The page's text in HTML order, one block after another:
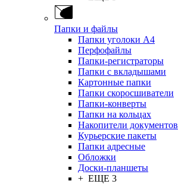
Папки и файлы
Папки уголоки А4
Перфофайлы
Папки-регистраторы
Папки с вкладышами
Картонные папки
Папки скоросшиватели
Папки-конверты
Папки на кольцах
Накопители документов
Курьерские пакеты
Папки адресные
Обложки
Доски-планшеты
+ ЕЩЕ 3